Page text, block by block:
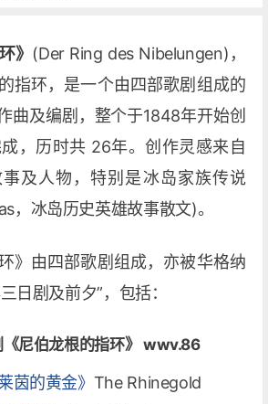
》 (Der Ring des Nibelungen)，
指环，是一个由四部歌剧组成的
曲及编剧，整个于1848年开始创
，历时共 26年。创作灵感来自
及人物，特别是冰岛家族传说
，冰岛历史英雄故事散文)。
》由四部歌剧组成，亦被华格纳
日剧及前夕”，包括：
尼伯龙根的指环》 wwv.86
茵的黄金》 The Rhinegold